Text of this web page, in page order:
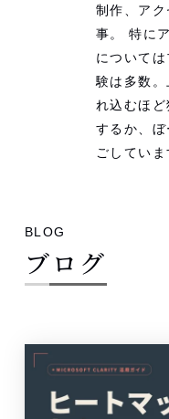
制作、ア
事。 特に
について
験は多数
れ込むほ
するか、
ごしていま
BLOG
ブログ